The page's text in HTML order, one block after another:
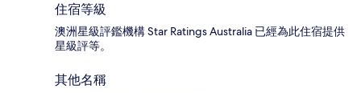
住宿等級
澳洲星級評鑑機構 Star Ratings Australia 已經為此住宿提供
星級評等。
其他名稱